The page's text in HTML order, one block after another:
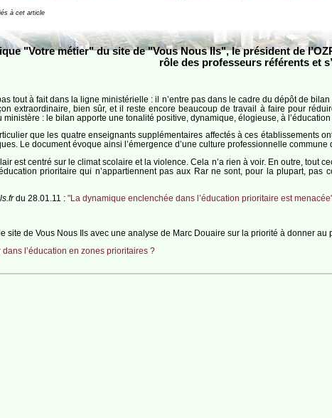
à cet article
"Votre métier" du site de "Vous Nous Ils", le président de
rôle des professeurs référents et
tout à fait dans la ligne minis­té­rielle : il n’entre pas dans le cadre du dépôt de
extra­or­di­naire, bien sûr, et il reste encore beau­coup de tra­vail à faire pour
minis­tère : le bilan apporte une tona­lité posi­tive, dyna­mique, élogieuse, à l’éducation
que les quatre ensei­gnants sup­plé­men­taires affec­tés à ces établis­se­ments
Le docu­ment évoque ainsi l’émergence d’une culture pro­fes­sion­nelle com­mune
est cen­tré sur le cli­mat sco­laire et la vio­lence. Cela n’a rien à voir. En outre, tout
prio­ri­taire qui n’appartiennent pas aux Rar ne sont, pour la plu­part,
du 28.01.11 : "La dynamique enclenchée dans l’éducation prioritaire est
site de Vous Nous Ils avec une analyse de Marc Douaire sur la priorité à donner au
l’éducation en zones prioritaires ?